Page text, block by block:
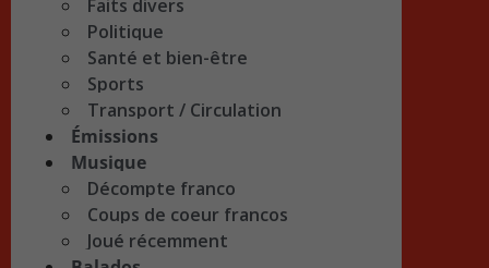
Faits divers
Politique
Santé et bien-être
Sports
Transport / Circulation
Émissions
Musique
Décompte franco
Coups de coeur francos
Joué récemment